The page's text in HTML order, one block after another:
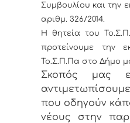
Συμβουλίου και την
αριθμ. 326/2014.
Η θητεία του
προτείνουμε την
Το.Σ.Π.Πα στο Δήμο
Σκοπός μας
που οδηγούν
νέους στην